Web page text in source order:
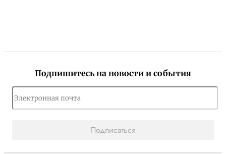
Подпишитесь на новости и события
Подписаться